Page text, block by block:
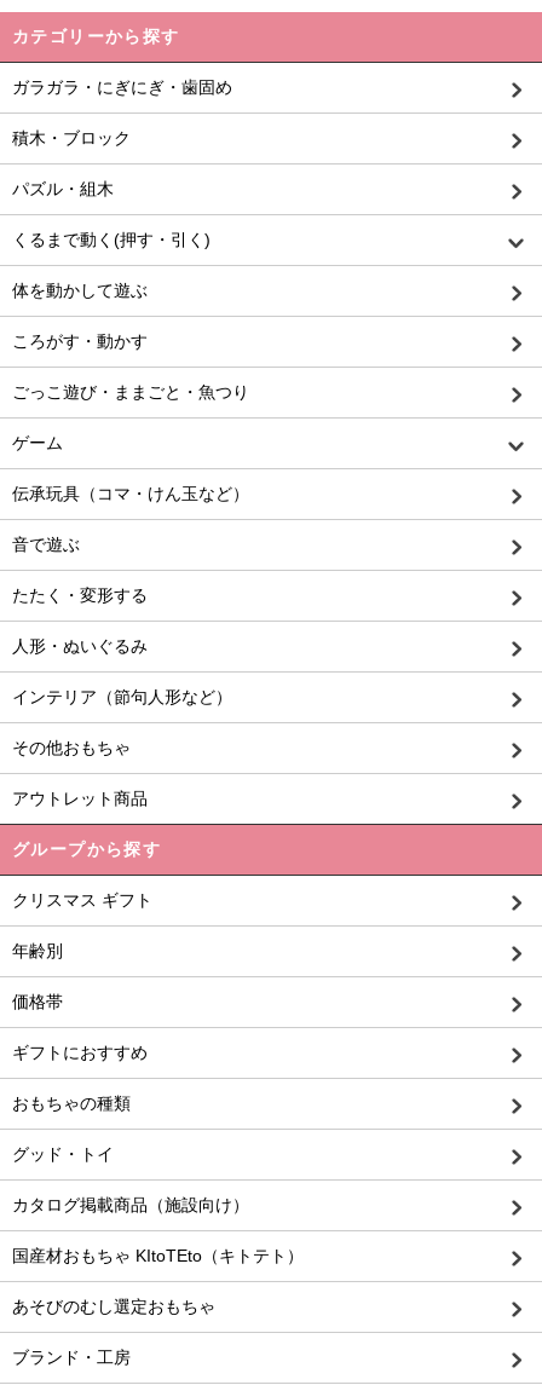
カテゴリーから探す
ガラガラ・にぎにぎ・歯固め
積木・ブロック
パズル・組木
くるまで動く(押す・引く)
体を動かして遊ぶ
ころがす・動かす
ごっこ遊び・ままごと・魚つり
ゲーム
伝承玩具（コマ・けん玉など）
音で遊ぶ
たたく・変形する
人形・ぬいぐるみ
インテリア（節句人形など）
その他おもちゃ
アウトレット商品
グループから探す
クリスマス ギフト
年齢別
価格帯
ギフトにおすすめ
おもちゃの種類
グッド・トイ
カタログ掲載商品（施設向け）
国産材おもちゃ KItoTEto（キトテト）
あそびのむし選定おもちゃ
ブランド・工房